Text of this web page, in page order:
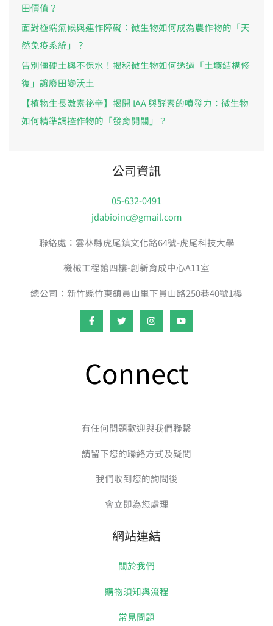
田價值？
面對極端氣候與連作障礙：微生物如何成為農作物的「天
然免疫系統」？
告別僵硬土與不保水！揭秘微生物如何透過「土壤結構修
復」讓廢田變沃土
【植物生長激素祕辛】揭開 IAA 與酵素的噴發力：微生物
如何精準調控作物的「發育開關」？
公司資訊
05-632-0491
jdabioinc@gmail.com
聯絡處：雲林縣虎尾鎮文化路64號-虎尾科技大學
機械工程館四樓-創新育成中心A11室
總公司：新竹縣竹東鎮員山里下員山路250巷40號1樓
Connect
有任何問題歡迎與我們聯繫
請留下您的聯絡方式及疑問
我們收到您的詢問後
會立即為您處理
網站連結
關於我們
購物須知與流程
常見問題